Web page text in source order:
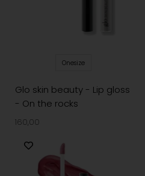
Onesize
Glo skin beauty - Lip gloss
- On the rocks
160,00